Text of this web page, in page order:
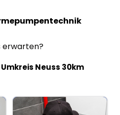
erwarten?
Neuss 30km
to the next step.